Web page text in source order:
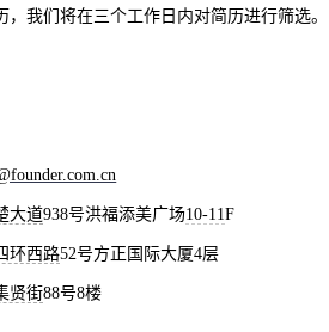
我们将在三个工作日内对简历进行筛选。
大道938号洪福添美广场10-11F
环西路52号方正国际大厦4层
贤街88号8楼